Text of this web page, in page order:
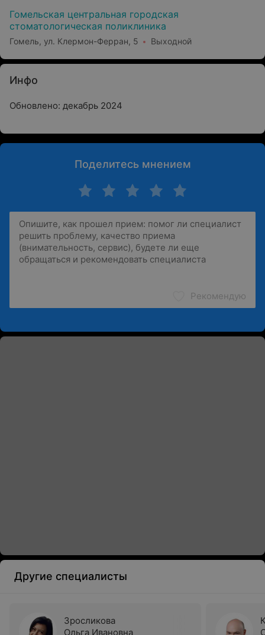
Гомельская центральная городская
стоматологическая поликлиника
Гомель, ул. Клермон-Ферран, 5 Выходной
Инфо
Обновлено: декабрь 2024
Поделитесь мнением
Рекомендую
Другие специалисты
Зросликова
Ольга Ивановна